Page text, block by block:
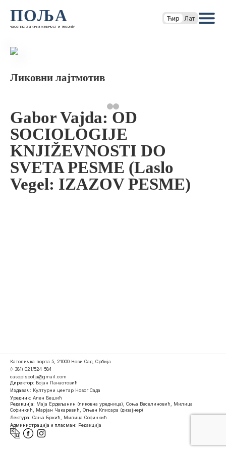
ПОЉА
часопис за књижевност и теорију
Ћир Лат
Ликовни лајтмотив
Gabor Vajda: OD
SOCIOLOGIJE
KNJIŽEVNOSTI DO
SVETA PESME (Laslo
Vegel: IZAZOV PESME)
Католичка порта 5, 21000 Нови Сад, Србија
(+381) 021/524-584
casopispolja@gmail.com
Директор: Бојан Панаотовић
Издавач: Културни центар Новог Сада
Уредник: Ален Бешић
Редакција: Маја Ердељанин (ликовна уредница), Соња Веселиновић, Милица
Софинкић, Марјан Чакаревић, Огњен Клисара (дизајнер)
Лектура: Сања Бркић, Милица Софинкић
Администрација и пласман: Редакција